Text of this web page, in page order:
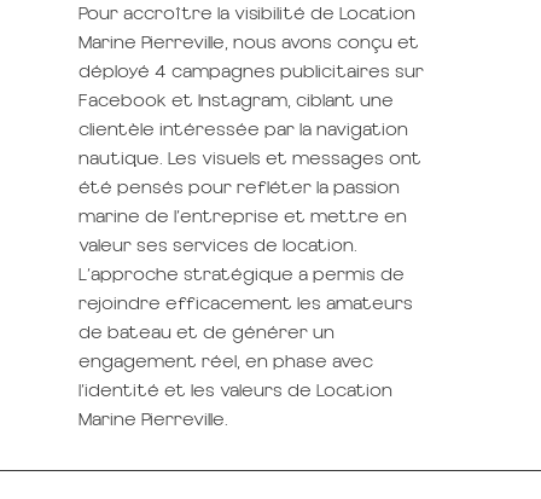
Pour accroître la visibilité de Location
Marine Pierreville, nous avons conçu et
déployé 4 campagnes publicitaires sur
Facebook et Instagram, ciblant une
clientèle intéressée par la navigation
nautique. Les visuels et messages ont
été pensés pour refléter la passion
marine de l’entreprise et mettre en
valeur ses services de location.
L’approche stratégique a permis de
rejoindre efficacement les amateurs
de bateau et de générer un
engagement réel, en phase avec
l’identité et les valeurs de Location
Marine Pierreville.